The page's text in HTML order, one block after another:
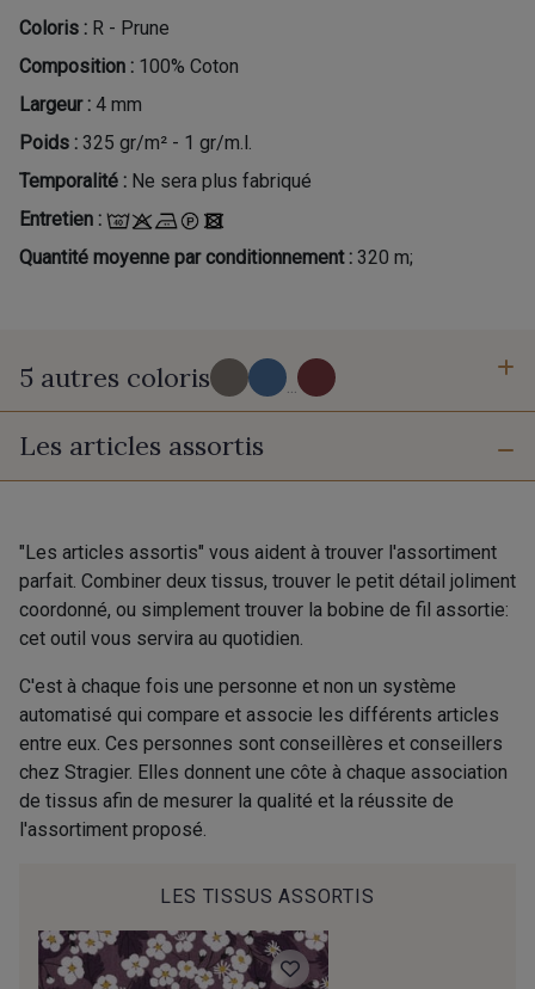
Coloris : R - Prune
Composition : 100% Coton
Largeur : 4 mm
Poids : 325 gr/m² - 1 gr/m.l.
Temporalité : Ne sera plus fabriqué
Entretien :
Quantité moyenne par conditionnement : 320 m;
5 autres coloris ...
PROMO
T - Chocolat
PROMO
E20 - E20
Les articles assortis
"Les articles assortis" vous aident à trouver l'assortiment
parfait. Combiner deux tissus, trouver le petit détail joliment
coordonné, ou simplement trouver la bobine de fil assortie:
cet outil vous servira au quotidien.
C'est à chaque fois une personne et non un système
automatisé qui compare et associe les différents articles
entre eux. Ces personnes sont conseillères et conseillers
chez Stragier. Elles donnent une côte à chaque association
de tissus afin de mesurer la qualité et la réussite de
l'assortiment proposé.
LES TISSUS ASSORTIS